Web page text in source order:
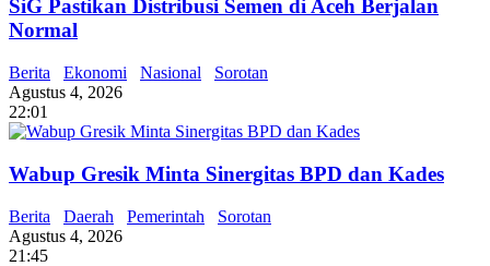
SiG Pastikan Distribusi Semen di Aceh Berjalan
Normal
Berita Ekonomi Nasional
Sorotan
Agustus 4, 2026
22:01
Wabup Gresik Minta Sinergitas BPD dan Kades
Berita Daerah Pemerintah
Sorotan
Agustus 4, 2026
21:45